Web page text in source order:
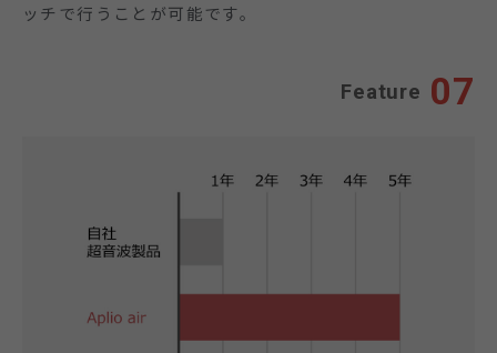
ッチで行うことが可能です。
Feature 07